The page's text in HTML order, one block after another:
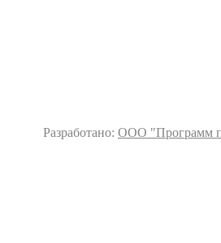
Разработано: ООО "Программ